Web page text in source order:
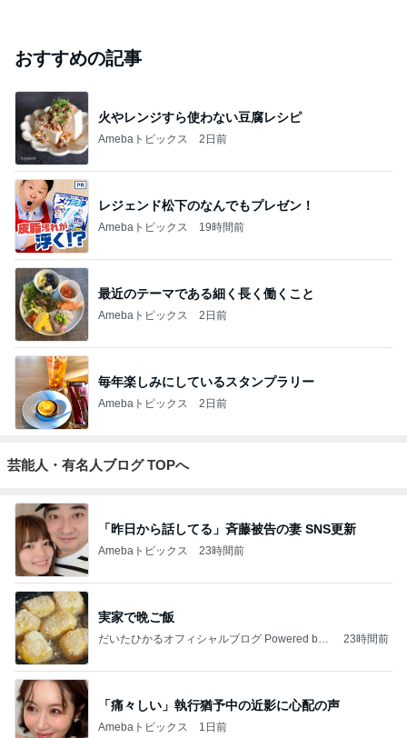
おすすめの記事
火やレンジすら使わない豆腐レシピ
Amebaトピックス 2日前
レジェンド松下のなんでもプレゼン！
Amebaトピックス 19時間前
最近のテーマである細く長く働くこと
Amebaトピックス 2日前
毎年楽しみにしているスタンプラリー
Amebaトピックス 2日前
芸能人・有名人ブログ TOPへ
「昨日から話してる」斉藤被告の妻 SNS更新
Amebaトピックス 23時間前
実家で晩ご飯
だいたひかるオフィシャルブログ Powered by
23時間前
「痛々しい」執行猶予中の近影に心配の声
Amebaトピックス 1日前